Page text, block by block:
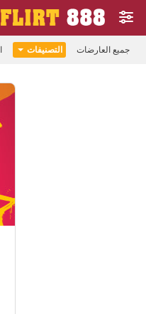
جميع العارضات التصنيفات